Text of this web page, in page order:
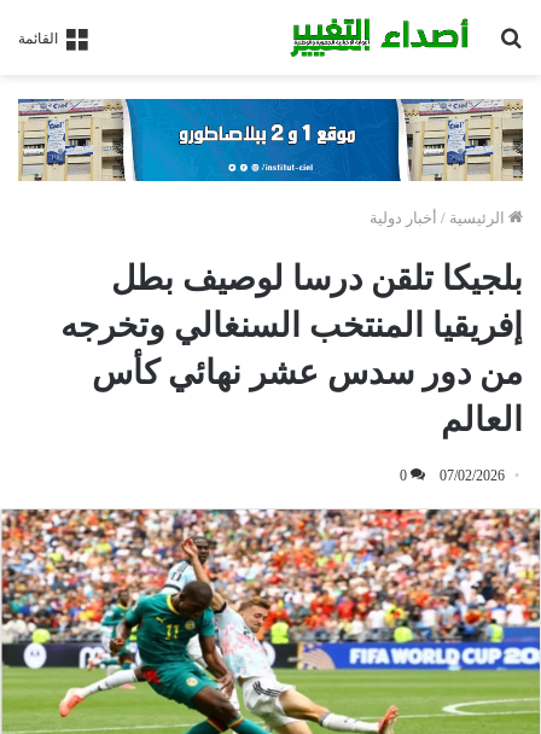
القائمة
الرئيسية / أخبار دولية
بلجيكا تلقن درسا لوصيف بطل
إفريقيا المنتخب السنغالي وتخرجه
من دور سدس عشر نهائي كأس
العالم
07/02/2026
0